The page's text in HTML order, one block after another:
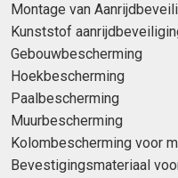
Montage van
Kunststof
Gebouwbescherming
Hoekbescherming
Paalbescherming
Muurbescherming
Kolombescherming voor
Bevestigingsmateriaal